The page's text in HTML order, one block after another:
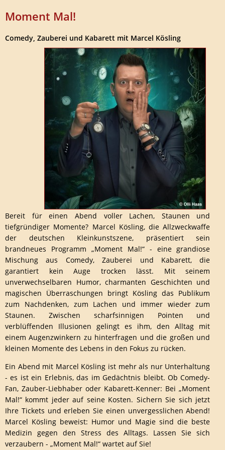
Moment Mal!
Comedy, Zauberei und Kabarett mit Marcel Kösling
Bereit für einen Abend voller Lachen, Staunen und
tiefgründiger Momente? Marcel Kösling, die Allzweckwaffe
der deutschen Kleinkunstszene, präsentiert sein
brandneues Programm „Moment Mal!“ - eine grandiose
Mischung aus Comedy, Zauberei und Kabarett, die
garantiert kein Auge trocken lässt. Mit seinem
unverwechselbaren Humor, charmanten Geschichten und
magischen Überraschungen bringt Kösling das Publikum
zum Nachdenken, zum Lachen und immer wieder zum
Staunen. Zwischen scharfsinnigen Pointen und
verblüffenden Illusionen gelingt es ihm, den Alltag mit
einem Augenzwinkern zu hinterfragen und die großen und
kleinen Momente des Lebens in den Fokus zu rücken.
Ein Abend mit Marcel Kösling ist mehr als nur Unterhaltung
- es ist ein Erlebnis, das im Gedächtnis bleibt. Ob Comedy-
Fan, Zauber-Liebhaber oder Kabarett-Kenner: Bei „Moment
Mal!“ kommt jeder auf seine Kosten. Sichern Sie sich jetzt
Ihre Tickets und erleben Sie einen unvergesslichen Abend!
Marcel Kösling beweist: Humor und Magie sind die beste
Medizin gegen den Stress des Alltags. Lassen Sie sich
verzaubern - „Moment Mal!“ wartet auf Sie!